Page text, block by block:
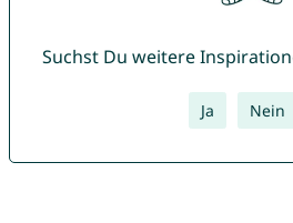
Suchst Du weitere
Ja Nein